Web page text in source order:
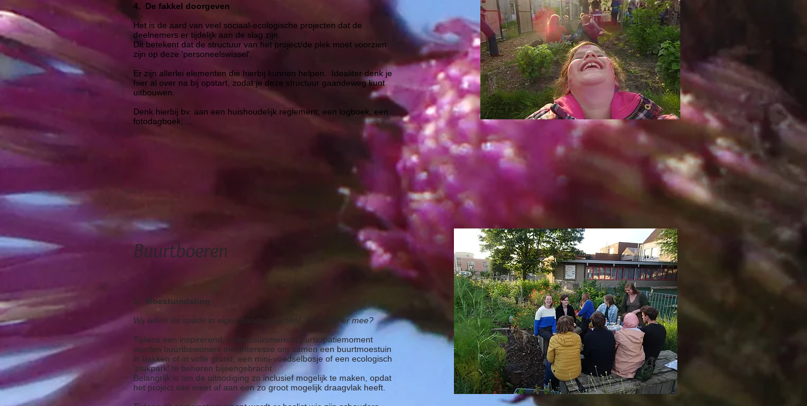
4. De fakkel doorgeven
Het is de aard van veel sociaal-ecologische projecten dat de
deelnemers er tijdelijk aan de slag zijn.
Dit betekent dat de structuur van het project/de plek moet voorzien
zijn op deze 'personeelswissel'.
Er zijn allerlei elementen die hierbij kunnen helpen. Idealiter denk je
hier al over na bij opstart, zodat je deze structuur gaandeweg kunt
uitbouwen.
Denk hierbij bv. aan een huishoudelijk reglement, een logboek, een
fotodagboek, ...
Buurtboeren
1. Moestuindating
Wij willen de spade in eigen handen nemen! Wie doet er mee?
Tijdens een inspirerend, enthousiasmerend participatiemoment
worden buurtbewoners met interesse om samen een buurtmoestuin
in bakken of in volle grond, een mini-voedselbosje of een ecologisch
'plukpark' te beheren bijeengebracht.
Belangrijk is om de uitnodiging zo inclusief mogelijk te maken, opdat
het project van meet af aan een zo groot mogelijk draagvlak heeft.